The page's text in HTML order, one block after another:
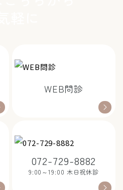
WEB問診
072-729-8882
9:00～19:00 木日祝休診